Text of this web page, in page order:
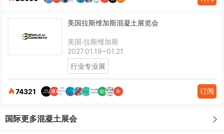
美国拉斯维加斯混凝土展览会
美国·拉斯维加斯
2027.01.19~01.21
行业专业展
74321 订阅
国际更多混凝土展会